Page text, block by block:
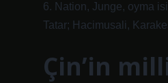
6. Nation, Junge, oyma
Tatar; Hacimusali,
Çin’in